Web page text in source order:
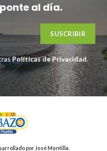
al día.
Políticas de Privacidad.
por José Montilla